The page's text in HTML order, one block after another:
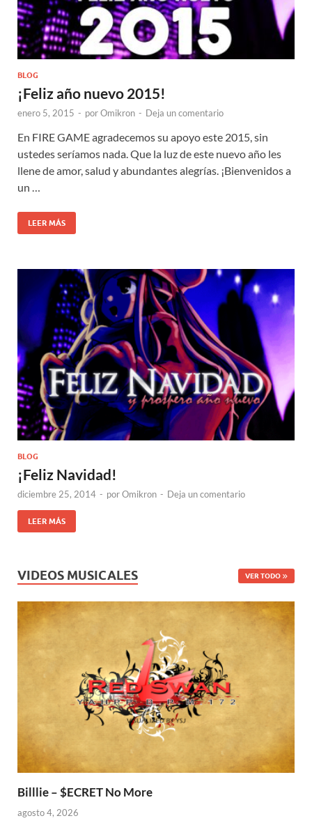
BLOG
¡Feliz año nuevo 2015!
enero 5, 2015 - porOmikron - Deja un comentario
En FIRE GAME agradecemos su apoyo este 2015, sin
ustedes seríamos nada. Que la luz de este nuevo año les
llene de amor, salud y abundantes alegrías. ¡Bienvenidos a
un …
LEER MÁS
BLOG
¡Feliz Navidad!
diciembre 25, 2014 - porOmikron - Deja un comentario
LEER MÁS
VIDEOS MUSICALES VER TODO
Billlie – $ECRET No More
agosto 4, 2026